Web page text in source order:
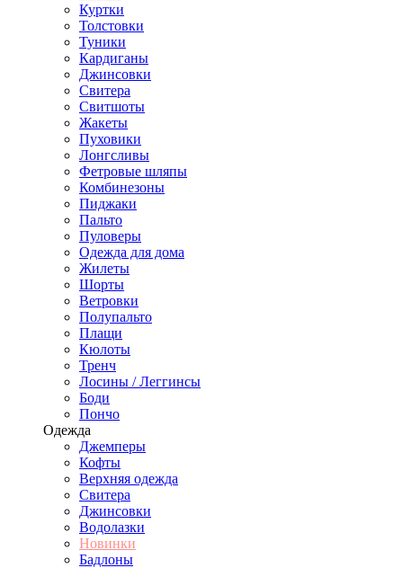
Куртки
Толстовки
Туники
Кардиганы
Джинсовки
Свитера
Свитшоты
Жакеты
Пуховики
Лонгсливы
Фетровые шляпы
Комбинезоны
Пиджаки
Пальто
Пуловеры
Одежда для дома
Жилеты
Шорты
Ветровки
Полупальто
Плащи
Кюлоты
Тренч
Лосины / Леггинсы
Боди
Пончо
Одежда
Джемперы
Кофты
Верхняя одежда
Свитера
Джинсовки
Водолазки
Новинки
Бадлоны